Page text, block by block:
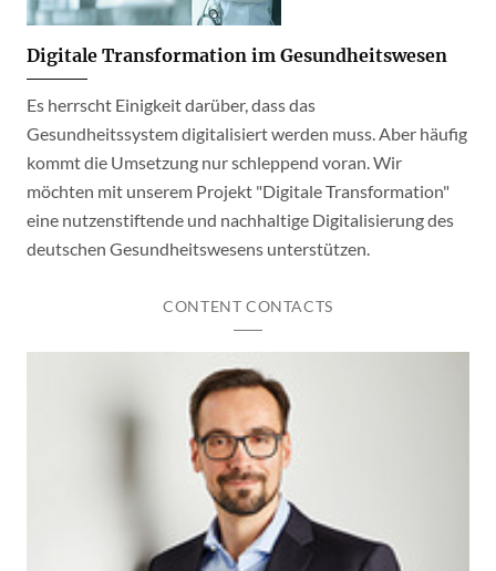
Digitale Transformation im Gesundheitswesen
Es herrscht Einigkeit darüber, dass das
Gesundheitssystem digitalisiert werden muss. Aber häufig
kommt die Umsetzung nur schleppend voran. Wir
möchten mit unserem Projekt "Digitale Transformation"
eine nutzenstiftende und nachhaltige Digitalisierung des
deutschen Gesundheitswesens unterstützen.
CONTENT CONTACTS